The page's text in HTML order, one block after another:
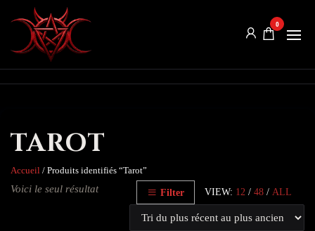
0
TAROT
Accueil / Produits identifiés “Tarot”
VIEW: 12 / 48 / ALL
Filter
Voici le seul résultat